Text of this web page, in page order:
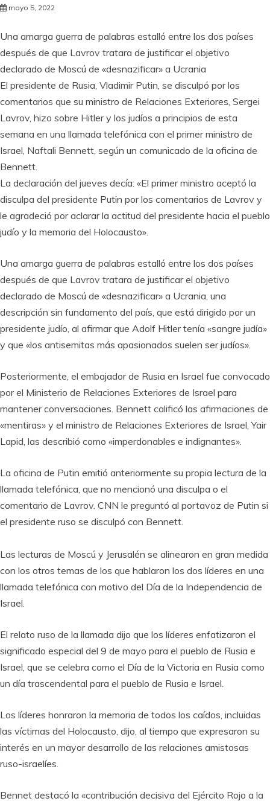
mayo 5, 2022
Una amarga guerra de palabras estalló entre los dos países
después de que Lavrov tratara de justificar el objetivo
declarado de Moscú de «desnazificar» a Ucrania
El presidente de Rusia, Vladimir Putin, se disculpó por los
comentarios que su ministro de Relaciones Exteriores, Sergei
Lavrov, hizo sobre Hitler y los judíos a principios de esta
semana en una llamada telefónica con el primer ministro de
Israel, Naftali Bennett, según un comunicado de la oficina de
Bennett.
La declaración del jueves decía: «El primer ministro aceptó la
disculpa del presidente Putin por los comentarios de Lavrov y
le agradeció por aclarar la actitud del presidente hacia el pueblo
judío y la memoria del Holocausto».
Una amarga guerra de palabras estalló entre los dos países
después de que Lavrov tratara de justificar el objetivo
declarado de Moscú de «desnazificar» a Ucrania, una
descripción sin fundamento del país, que está dirigido por un
presidente judío, al afirmar que Adolf Hitler tenía «sangre judía»
y que «los antisemitas más apasionados suelen ser judíos».
Posteriormente, el embajador de Rusia en Israel fue convocado
por el Ministerio de Relaciones Exteriores de Israel para
mantener conversaciones. Bennett calificó las afirmaciones de
«mentiras» y el ministro de Relaciones Exteriores de Israel, Yair
Lapid, las describió como «imperdonables e indignantes».
La oficina de Putin emitió anteriormente su propia lectura de la
llamada telefónica, que no mencionó una disculpa o el
comentario de Lavrov. CNN le preguntó al portavoz de Putin si
el presidente ruso se disculpó con Bennett.
Las lecturas de Moscú y Jerusalén se alinearon en gran medida
con los otros temas de los que hablaron los dos líderes en una
llamada telefónica con motivo del Día de la Independencia de
Israel.
El relato ruso de la llamada dijo que los líderes enfatizaron el
significado especial del 9 de mayo para el pueblo de Rusia e
Israel, que se celebra como el Día de la Victoria en Rusia como
un día trascendental para el pueblo de Rusia e Israel.
Los líderes honraron la memoria de todos los caídos, incluidas
las víctimas del Holocausto, dijo, al tiempo que expresaron su
interés en un mayor desarrollo de las relaciones amistosas
ruso-israelíes.
Bennet destacó la «contribución decisiva del Ejército Rojo a la